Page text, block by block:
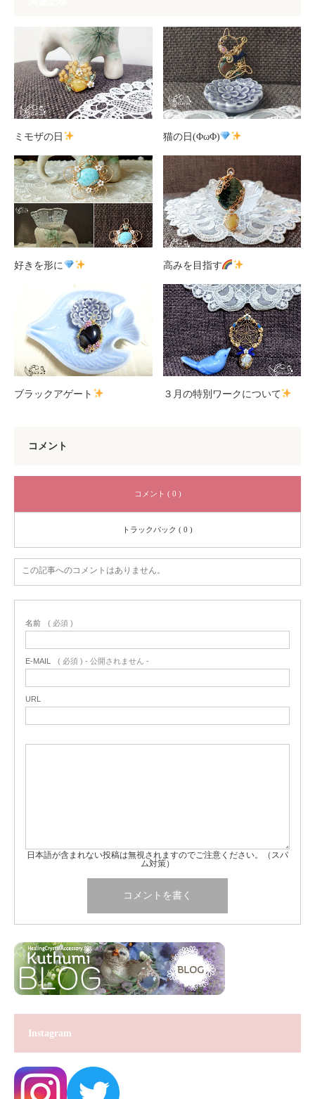
ミモザの日 猫の日(ΦωΦ)
好きを形に 高みを目指す
ブラックアゲート ３月の特別ワークについて
コメント
コメント ( 0 )
トラックバック ( 0 )
この記事へのコメントはありません。
名前 ( 必須 )
E-MAIL ( 必須 ) - 公開されません -
URL
日本語が含まれない投稿は無視されますのでご注意ください。（スパ
ム対策）
Instagram